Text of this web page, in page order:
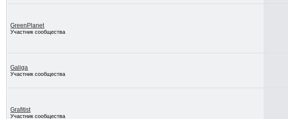
GreenPlanet
Участник сообщества
Galiga
Участник сообщества
Grafitist
Участник сообщества